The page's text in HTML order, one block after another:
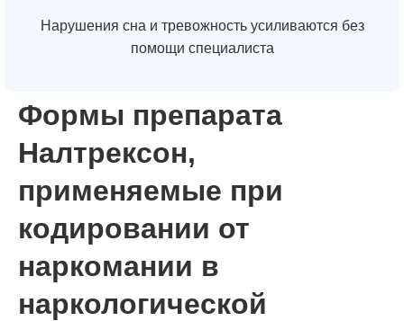
Нарушения сна и тревожность усиливаются без
помощи специалиста
Формы препарата
Налтрексон,
применяемые при
кодировании от
наркомании в
наркологической